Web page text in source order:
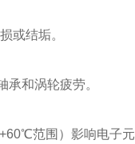
或结垢。
和涡轮疲劳。
范围）影响电子元